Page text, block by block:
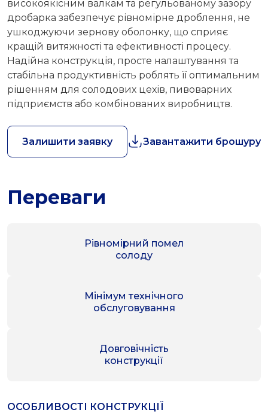
високоякісним валкам та регульованому зазору
дробарка забезпечує рівномірне дроблення, не
ушкоджуючи зернову оболонку, що сприяє
кращій витяжності та ефективності процесу.
Надійна конструкція, просте налаштування та
стабільна продуктивність роблять її оптимальним
рішенням для солодових цехів, пивоварних
підприємств або комбінованих виробництв.
Залишити заявку Завантажити брошуру
Переваги
Рівномірний помел
солоду
Мінімум технічного
обслуговування
Довговічність
конструкції
ОСОБЛИВОСТІ КОНСТРУКЦІЇ